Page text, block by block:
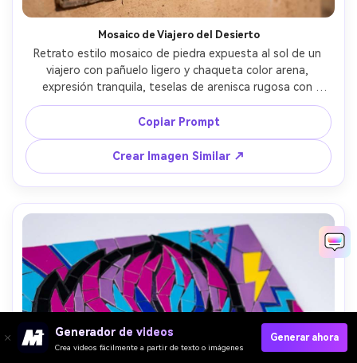
Mosaico de Viajero del Desierto
Retrato estilo mosaico de piedra expuesta al sol de un
viajero con pañuelo ligero y chaqueta color arena,
expresión tranquila, teselas de arenisca rugosa con
acentos de turquesa, patrón de fondo de explosión
solar, borde geométrico inspirado en textiles del desierto,
ambiente cálido y aventurero, textura de baldosa y
imperfecciones naturales muy detalladas, composición
centrada sólida, lente de 85mm, profundidad de campo
reducida --ar 4:5
Copiar Prompt
Crear Imagen Similar ↗
Generador de videos
Crea videos fácilmente a partir de texto o imágenes
Generar ahora